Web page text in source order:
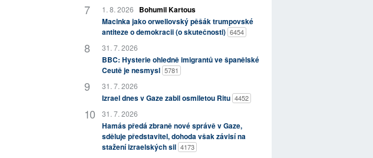
1. 8. 2026
Bohumil Kartous
Macinka jako orwellovský pěšák trumpovské
antiteze o demokracii (o skutečnosti) 6454
31. 7. 2026
BBC: Hysterie ohledně imigrantů ve španělské
Ceutě je nesmysl 5781
31. 7. 2026
Izrael dnes v Gaze zabil osmiletou Ritu 4452
31. 7. 2026
Hamás předá zbraně nové správě v Gaze,
sděluje představitel, dohoda však závisí na
stažení izraelských sil 4173